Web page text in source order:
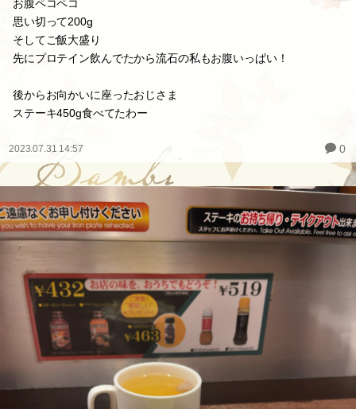
お腹ペコペコ
思い切って200g
そしてご飯大盛り
先にプロテイン飲んでたから流石の私もお腹いっぱい！
後からお向かいに座ったおじさま
ステーキ450g食べてたわー
2023.07.31 14:57 0